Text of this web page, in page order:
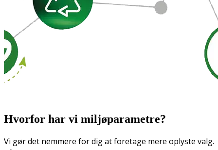
Hvorfor har vi miljøparametre?
Vi gør det nemmere for dig at foretage mere oplyste valg.